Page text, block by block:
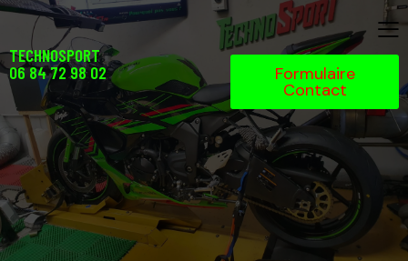
TECHNOSPORT
06 84 72 98 02
Formulaire
Contact